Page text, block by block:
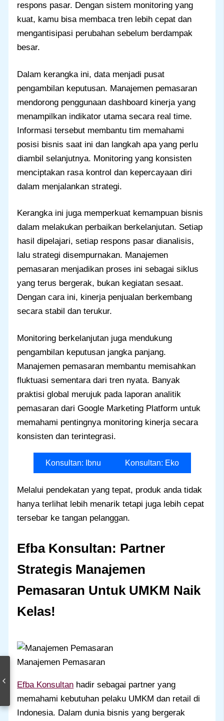
respons pasar. Dengan sistem monitoring yang
kuat, kamu bisa membaca tren lebih cepat dan
mengantisipasi perubahan sebelum berdampak
besar.
Dalam kerangka ini, data menjadi pusat
pengambilan keputusan. Manajemen pemasaran
mendorong penggunaan dashboard kinerja yang
menampilkan indikator utama secara real time.
Informasi tersebut membantu tim memahami
posisi bisnis saat ini dan langkah apa yang perlu
diambil selanjutnya. Monitoring yang konsisten
menciptakan rasa kontrol dan kepercayaan diri
dalam menjalankan strategi.
Kerangka ini juga memperkuat kemampuan bisnis
dalam melakukan perbaikan berkelanjutan. Setiap
hasil dipelajari, setiap respons pasar dianalisis,
lalu strategi disempurnakan. Manajemen
pemasaran menjadikan proses ini sebagai siklus
yang terus bergerak, bukan kegiatan sesaat.
Dengan cara ini, kinerja penjualan berkembang
secara stabil dan terukur.
Monitoring berkelanjutan juga mendukung
pengambilan keputusan jangka panjang.
Manajemen pemasaran membantu memisahkan
fluktuasi sementara dari tren nyata. Banyak
praktisi global merujuk pada laporan analitik
pemasaran dari Google Marketing Platform untuk
memahami pentingnya monitoring kinerja secara
konsisten dan terintegrasi.
Konsultan: Ibnu Konsultan: Eko
Melalui pendekatan yang tepat, produk anda tidak
hanya terlihat lebih menarik tetapi juga lebih cepat
tersebar ke tangan pelanggan.
Efba Konsultan: Partner
Strategis Manajemen
Pemasaran Untuk UMKM Naik
Kelas!
Manajemen Pemasaran
Efba Konsultan hadir sebagai partner yang
memahami kebutuhan pelaku UMKM dan retail di
Indonesia. Dalam dunia bisnis yang bergerak